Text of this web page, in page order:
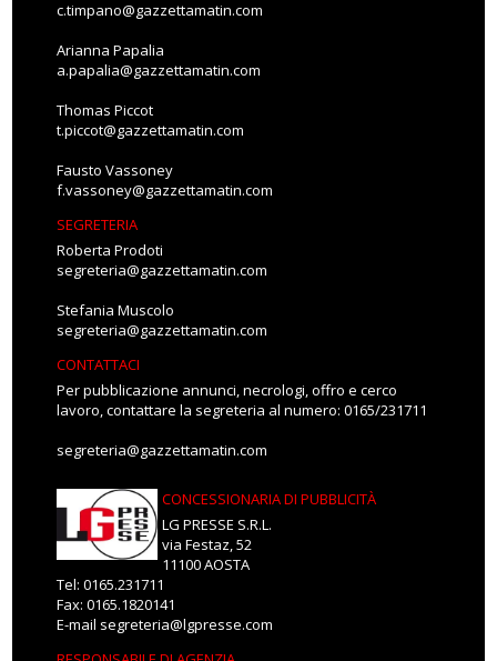
c.timpano@gazzettamatin.com
Arianna Papalia
a.papalia@gazzettamatin.com
Thomas Piccot
t.piccot@gazzettamatin.com
Fausto Vassoney
f.vassoney@gazzettamatin.com
SEGRETERIA
Roberta Prodoti
segreteria@gazzettamatin.com
Stefania Muscolo
segreteria@gazzettamatin.com
CONTATTACI
Per pubblicazione annunci, necrologi, offro e cerco
lavoro, contattare la segreteria al numero: 0165/231711
segreteria@gazzettamatin.com
CONCESSIONARIA DI PUBBLICITÀ
LG PRESSE S.R.L.
via Festaz, 52
11100 AOSTA
Tel: 0165.231711
Fax: 0165.1820141
E-mail segreteria@lgpresse.com